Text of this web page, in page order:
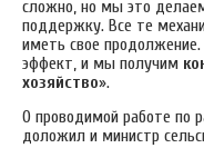
сложно, но мы это
поддержку. Все те
иметь свое
эффект, и мы получим
хозяйство».
О проводимой работе по
доложил и министр